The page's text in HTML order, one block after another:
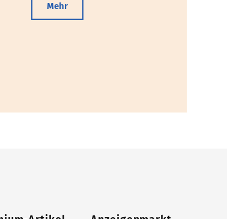
Mehr